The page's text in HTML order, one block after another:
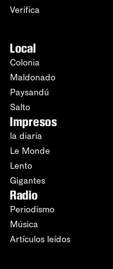
Verifica
Local
Colonia
Maldonado
Paysandú
Salto
Impresos
la diaria
Le Monde
Lento
Gigantes
Radio
Periodismo
Música
Artículos leídos